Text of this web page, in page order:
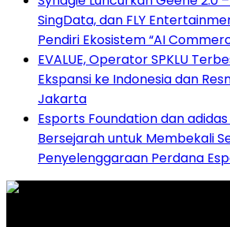
SingData, dan FLY
Pendiri Ekosistem “AI
EVALUE, Operator SPKLU
Ekspansi ke Indonesia dan
Jakarta
Esports Foundation dan
Bersejarah untuk Membekali
Penyelenggaraan Perdana